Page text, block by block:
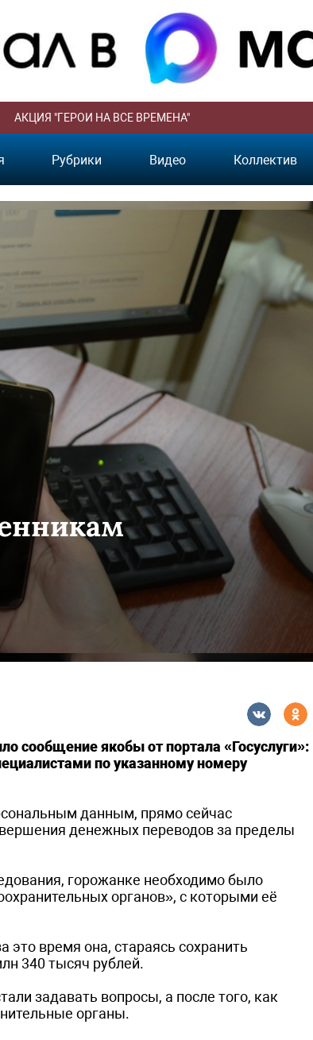
АКЦИЯ "ГЕРОИ НА ВСЕ ВРЕМЕНА"
Рубрики Видео Коллектив
сообщение якобы от портала «Госуслуги»:
по указанному номеру
данным, прямо сейчас
денежных переводов за пределы
горожанке необходимо было
органов», с которыми её
это время она, стараясь сохранить
340 тысяч рублей.
задавать вопросы, а после того, как
органы.